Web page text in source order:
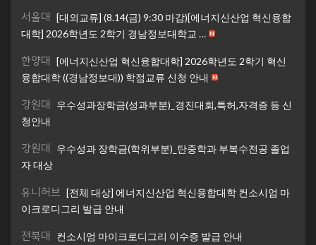
서울대 [대외교류] (8.14(금) 9:30 마감)[에너지신산업 혁신융합
대학] 2026학년도 2학기 경남정보대학교 …
한양대 [에너지신산업 혁신융합대학] 2026학년도 2학기 혁신
융합대학 ((경남정보대)) 학점교류 신청 안내
강원대
우수성과장학금(성과부분)_경진대회,특허,자격증 등 신
청안내
강원대
우수성과 장학금(학위부분)_탄중학과 부복수전공 졸업
자 대상
유니허브 [전체 대상] 에너지신산업 혁신융합대학 컨소시엄 마
이크로디그리 발급 안내
전북대 컨소시엄 마이크로디그리 이수증 발급 안내